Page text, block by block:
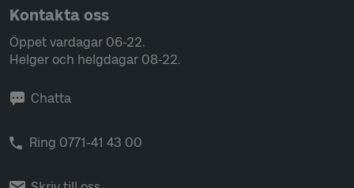
Kontakta oss
Öppet vardagar 06-22.
Helger och helgdagar 08-22.
Chatta
Ring 0771-41 43 00